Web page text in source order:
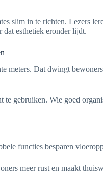
slim in te richten. Lezers
esthetiek eronder lijdt.
meters. Dat dwingt
gebruiken. Wie goed
functies besparen
meer rust en maakt